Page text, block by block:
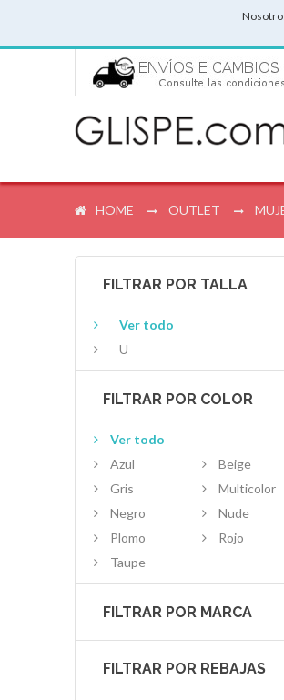
HOME OUTLET
FILTRAR POR TALLA
Ver todo
U
FILTRAR POR COLOR
Ver todo
Azul
Beige
Gris
Multicolor
Negro
Nude
Plomo
Rojo
Taupe
FILTRAR POR MARCA
FILTRAR POR REBAJAS